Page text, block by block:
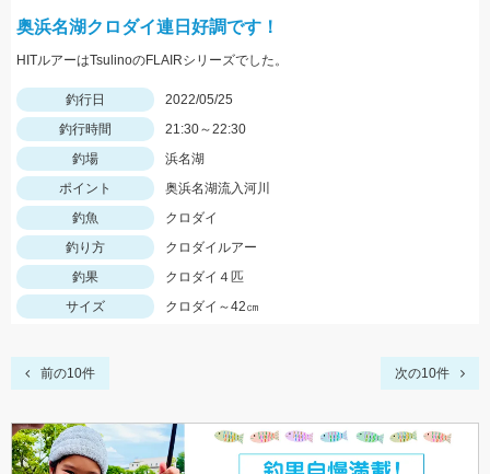
奥浜名湖クロダイ連日好調です！
HITルアーはTsulinoのFLAIRシリーズでした。
釣行日
2022/05/25
釣行時間
21:30～22:30
釣場
浜名湖
ポイント
奥浜名湖流入河川
釣魚
クロダイ
釣り方
クロダイルアー
釣果
クロダイ４匹
サイズ
クロダイ～42㎝
前の10件 次の10件